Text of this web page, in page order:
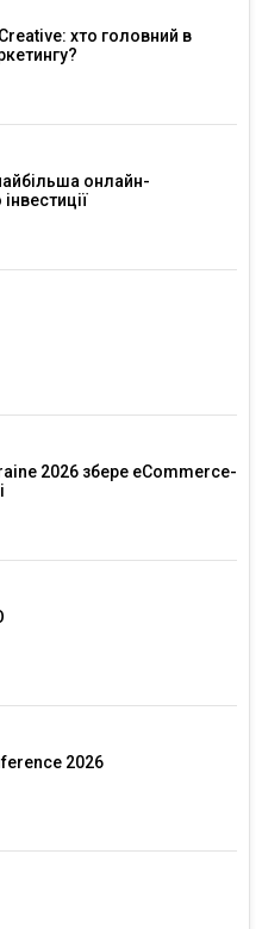
хто головний в
онлайн-
2026 збере eCommerce-
2026